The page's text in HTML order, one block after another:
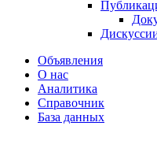
Объявления
О нас
Аналитика
Справочник
База данных